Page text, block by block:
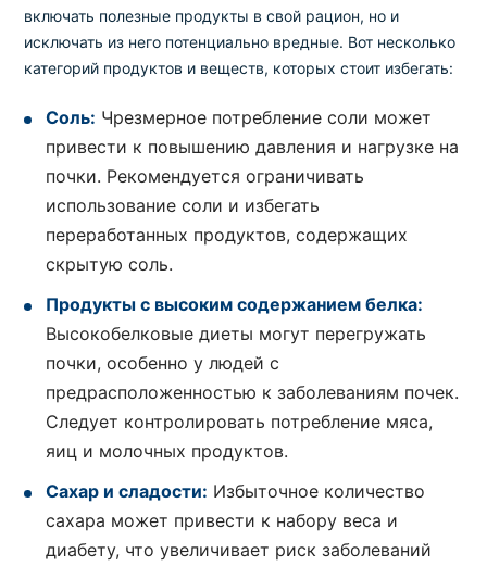
включать полезные продукты в свой рацион, но и
исключать из него потенциально вредные. Вот несколько
категорий продуктов и веществ, которых стоит избегать:
Соль: Чрезмерное потребление соли может
привести к повышению давления и нагрузке на
почки. Рекомендуется ограничивать
использование соли и избегать
переработанных продуктов, содержащих
скрытую соль.
Продукты с высоким содержанием белка:
Высокобелковые диеты могут перегружать
почки, особенно у людей с
предрасположенностью к заболеваниям почек.
Следует контролировать потребление мяса,
яиц и молочных продуктов.
Сахар и сладости: Избыточное количество
сахара может привести к набору веса и
диабету, что увеличивает риск заболеваний